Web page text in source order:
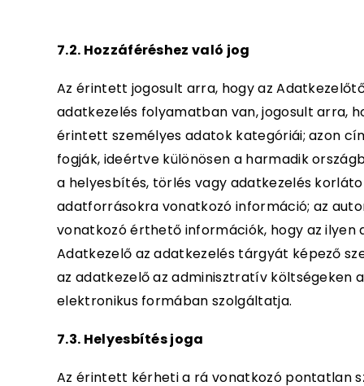
7.2. Hozzáféréshez való jog
Az érintett jogosult arra, hogy az
adatkezelés folyamatban van, jogosult arra,
érintett személyes adatok kategóriái; azon
fogják, ideértve különösen a harmadik
a helyesbítés, törlés vagy adatkezelés
adatforrásokra vonatkozó információ; az
vonatkozó érthető információk, hogy az
Adatkezelő az adatkezelés tárgyát képező
az adatkezelő az adminisztratív
elektronikus formában szolgáltatja.
7.3. Helyesbítés joga
Az érintett kérheti a rá vonatkozó pontatlan